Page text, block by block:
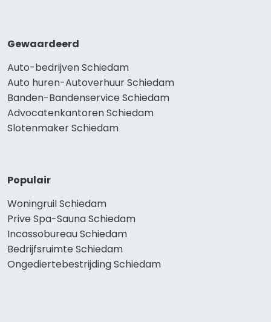
Gewaardeerd
Auto-bedrijven Schiedam
Auto huren-Autoverhuur Schiedam
Banden-Bandenservice Schiedam
Advocatenkantoren Schiedam
Slotenmaker Schiedam
Populair
Woningruil Schiedam
Prive Spa-Sauna Schiedam
Incassobureau Schiedam
Bedrijfsruimte Schiedam
Ongediertebestrijding Schiedam